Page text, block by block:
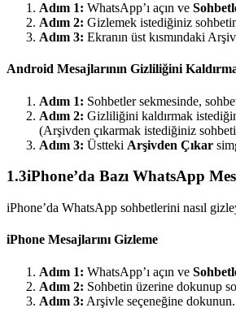
Adım 1: WhatsApp’ı açın ve
Adım 2: Gizlemek istediğiniz
Adım 3: Ekranın üst kısmındaki
Android Mesajlarının Gizliliğini
Adım 1: Sohbetler sekmesinde,
Adım 2: Gizliliğini kaldırmak
(Arşivden çıkarmak istediğiniz
Adım 3: Üstteki Arşivden Çıkar
1.3iPhone’da Bazı WhatsApp
iPhone’da WhatsApp sohbetlerini nasıl
iPhone Mesajlarını Gizleme
Adım 1: WhatsApp’ı açın ve
Adım 2: Sohbetin üzerine dokunup
Adım 3: Arşivle seçeneğine dokunun.